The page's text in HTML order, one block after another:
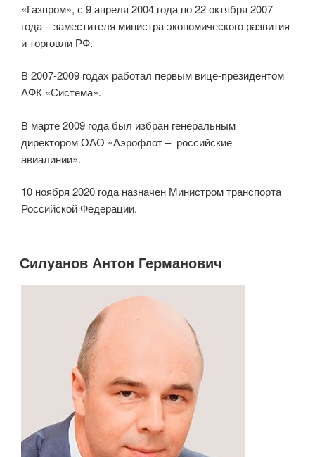
«Газпром», с 9 апреля 2004 года по 22 октября 2007
года – заместителя министра экономического развития
и торговли РФ.
В 2007-2009 годах работал первым вице-президентом
АФК «Система».
В марте 2009 года был избран генеральным
директором ОАО «Аэрофлот – российские
авиалинии».
10 ноября 2020 года назначен Министром транспорта
Российской Федерации.
Силуанов Антон Германович